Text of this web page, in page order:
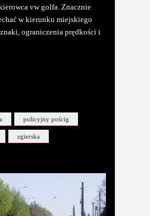
vw golfa. Znacznie
w kierunku miejskiego
ograniczenia prędkości i
policyjny pościg
zgierska